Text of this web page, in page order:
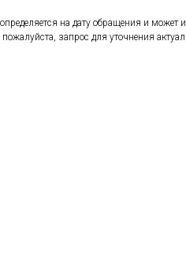
на дату обращения и
запрос для уточнения